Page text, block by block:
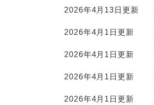
2026年4月13日更新
2026年4月1日更新
2026年4月1日更新
2026年4月1日更新
2026年4月1日更新